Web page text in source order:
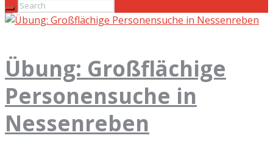
Übung: Großflächige
Personensuche in
Nessenreben